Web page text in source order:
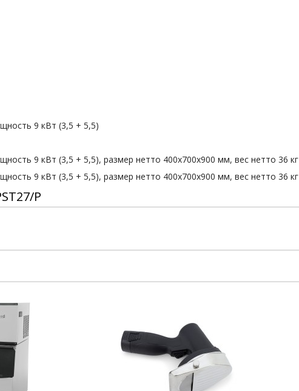
9 кВт (3,5 + 5,5)
9 кВт (3,5 + 5,5), размер нетто 400x700x900 мм, вес нетто 36 кг
9 кВт (3,5 + 5,5), размер нетто 400x700x900 мм, вес нетто 36 кг
P